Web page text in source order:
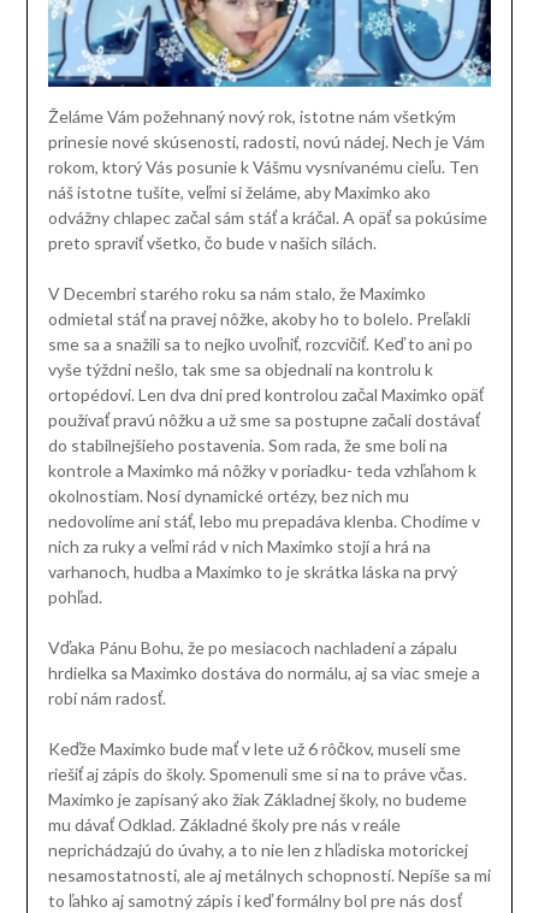
Želáme Vám požehnaný nový rok, istotne nám všetkým
prinesie nové skúsenosti, radosti, novú nádej. Nech je Vám
rokom, ktorý Vás posunie k Vášmu vysnívanému cieľu. Ten
náš istotne tušíte, veľmi si želáme, aby Maximko ako
odvážny chlapec začal sám stáť a kráčal. A opäť sa pokúsime
preto spraviť všetko, čo bude v našich silách.
V Decembri starého roku sa nám stalo, že Maximko
odmietal stáť na pravej nôžke, akoby ho to bolelo. Preľakli
sme sa a snažili sa to nejko uvoľniť, rozcvičiť. Keď to ani po
vyše týždni nešlo, tak sme sa objednali na kontrolu k
ortopédovi. Len dva dni pred kontrolou začal Maximko opäť
používať pravú nôžku a už sme sa postupne začali dostávať
do stabilnejšieho postavenia. Som rada, že sme boli na
kontrole a Maximko má nôžky v poriadku- teda vzhľahom k
okolnostiam. Nosí dynamické ortézy, bez nich mu
nedovolíme ani stáť, lebo mu prepadáva klenba. Chodíme v
nich za ruky a veľmi rád v nich Maximko stojí a hrá na
varhanoch, hudba a Maximko to je skrátka láska na prvý
pohľad.
Vďaka Pánu Bohu, že po mesiacoch nachladení a zápalu
hrdielka sa Maximko dostáva do normálu, aj sa viac smeje a
robí nám radosť.
Keďže Maximko bude mať v lete už 6 rôčkov, museli sme
riešiť aj zápis do školy. Spomenuli sme si na to práve včas.
Maximko je zapísaný ako žiak Základnej školy, no budeme
mu dávať Odklad. Základné školy pre nás v reále
neprichádzajú do úvahy, a to nie len z hľadiska motorickej
nesamostatnosti, ale aj metálnych schopností. Nepíše sa mi
to ľahko aj samotný zápis i keď formálny bol pre nás dosť